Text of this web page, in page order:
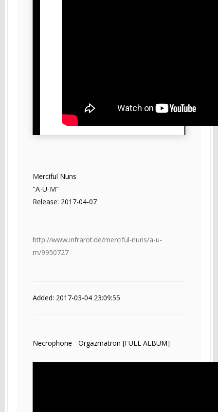
Merciful Nuns
"A-U-M"
Release: 2017-04-07
http://www.infrarot.de/merciful-nuns/a-u-
m/9950727
Added: 2017-03-04 23:09:55
Necrophone - Orgazmatron [FULL ALBUM]